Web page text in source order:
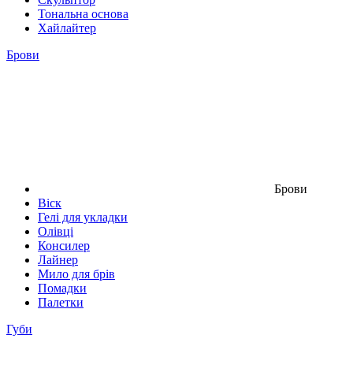
Тональна основа
Хайлайтер
Брови
Брови
Віск
Гелі для укладки
Олівці
Консилер
Лайнер
Мило для брів
Помадки
Палетки
Губи